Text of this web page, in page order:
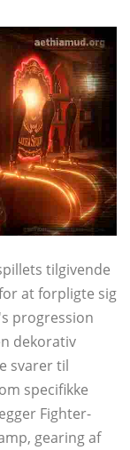
tilgivende
at forpligte sig
's progression
dekorativ
svarer til
specifikke
Fighter-
​​gearing af